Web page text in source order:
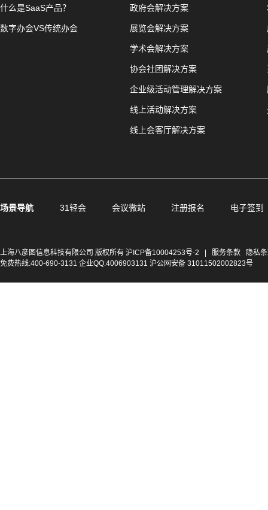
什么是SaaS产品？
数字办会VS传统办会
政府会解决方案
展览会解决方案
学术会解决方案
协会社团解决方案
企业级活动管理解决方案
线上活动解决方案
线上会客厅解决方案
场景导航 31轻会 会议微站 注册报名 电子签到
上海八彦图信息科技有限公司 版权所有 沪ICP备10004253号-2 服务条款
隐私
免费热线:400-690-3131 企业QQ:4006903131 沪公网安备 31011502002823号